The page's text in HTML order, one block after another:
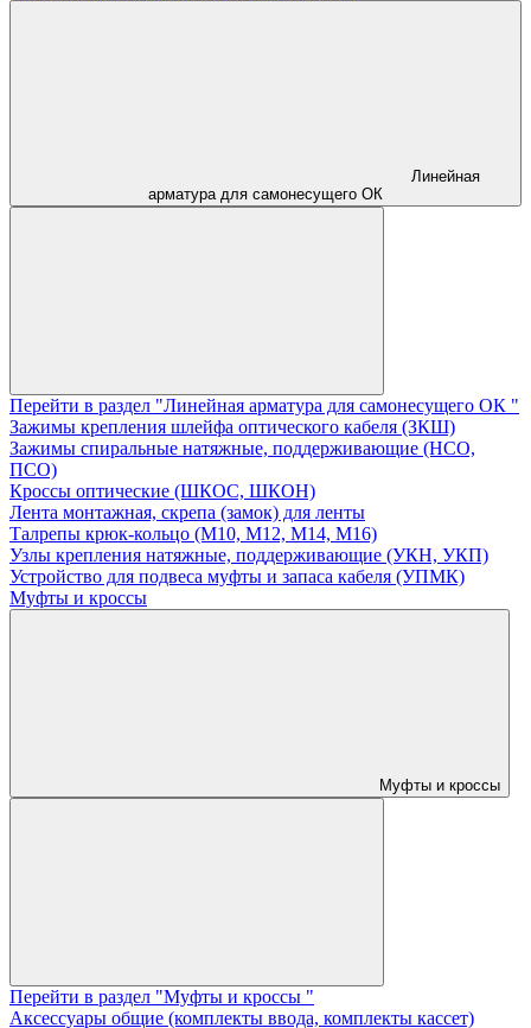
Линейная
арматура для самонесущего ОК
Перейти в раздел "Линейная арматура для самонесущего ОК "
Зажимы крепления шлейфа оптического кабеля (ЗКШ)
Зажимы спиральные натяжные, поддерживающие (НСО,
ПСО)
Кроссы оптические (ШКОС, ШКОН)
Лента монтажная, скрепа (замок) для ленты
Талрепы крюк-кольцо (М10, М12, М14, М16)
Узлы крепления натяжные, поддерживающие (УКН, УКП)
Устройство для подвеса муфты и запаса кабеля (УПМК)
Муфты и кроссы
Муфты и кроссы
Перейти в раздел "Муфты и кроссы "
Аксессуары общие (комплекты ввода, комплекты кассет)